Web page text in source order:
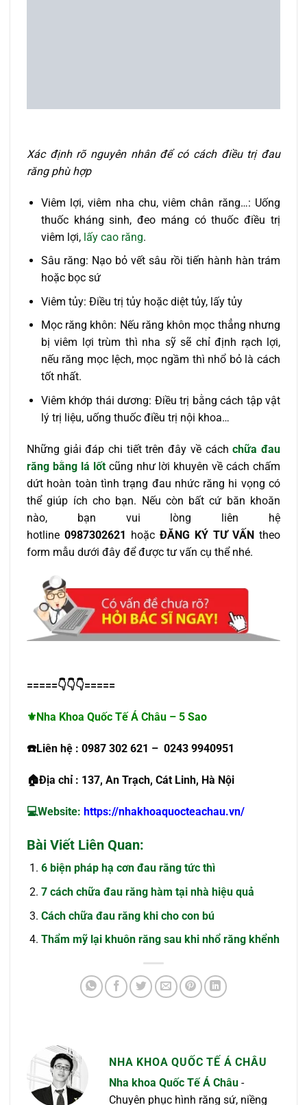
Xác định rõ nguyên nhân để có cách điều trị đau
răng phù hợp
Viêm lợi, viêm nha chu, viêm chân răng…: Uống
thuốc kháng sinh, đeo máng có thuốc điều trị
viêm lợi, lấy cao răng.
Sâu răng: Nạo bỏ vết sâu rồi tiến hành hàn trám
hoặc bọc sứ
Viêm tủy: Điều trị tủy hoặc diệt tủy, lấy tủy
Mọc răng khôn: Nếu răng khôn mọc thẳng nhưng
bị viêm lợi trùm thì nha sỹ sẽ chỉ định rạch lợi,
nếu răng mọc lệch, mọc ngầm thì nhổ bỏ là cách
tốt nhất.
Viêm khớp thái dương: Điều trị bằng cách tập vật
lý trị liệu, uống thuốc điều trị nội khoa…
Những giải đáp chi tiết trên đây về cáchchữa đau
răng bằng lá lốt cũng như lời khuyên về cách chấm
dứt hoàn toàn tình trạng đau nhức răng hi vọng có
thể giúp ích cho bạn. Nếu còn bất cứ băn khoăn
nào, bạn vui lòng liên hệ
hotline 0987302621 hoặc ĐĂNG KÝ TƯ VẤN theo
form mẫu dưới đây để được tư vấn cụ thể nhé.
=====👇👇👇=====
⚜ ️Nha Khoa Quốc Tế Á Châu – 5 Sao
☎️Liên hệ : 0987 302 621 – 0243 9940951
🏠Địa chỉ : 137, An Trạch, Cát Linh, Hà Nội
💻Website: https://nhakhoaquocteachau.vn/
Bài Viết Liên Quan:
6 biện pháp hạ cơn đau răng tức thì
7 cách chữa đau răng hàm tại nhà hiệu quả
Cách chữa đau răng khi cho con bú
Thẩm mỹ lại khuôn răng sau khi nhổ răng khểnh
NHA KHOA QUỐC TẾ Á CHÂU
Nha khoa Quốc Tế Á Châu -
Chuyên phục hình răng sứ, niềng